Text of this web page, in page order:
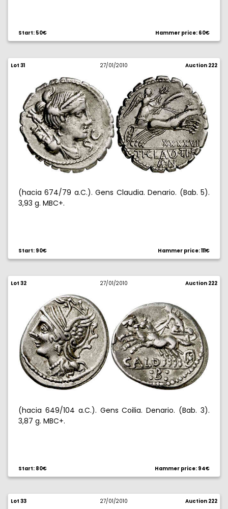
Start: 50€ Hammer price: 60€
Lot 31 27/01/2010 Auction 222
(hacia 674/79 a.C.). Gens Claudia. Denario. (Bab. 5).
3,93 g. MBC+.
Start: 90€ Hammer price: 111€
Lot 32 27/01/2010 Auction 222
(hacia 649/104 a.C.). Gens Coilia. Denario. (Bab. 3).
3,87 g. MBC+.
Start: 80€ Hammer price: 94€
Lot 33 27/01/2010 Auction 222